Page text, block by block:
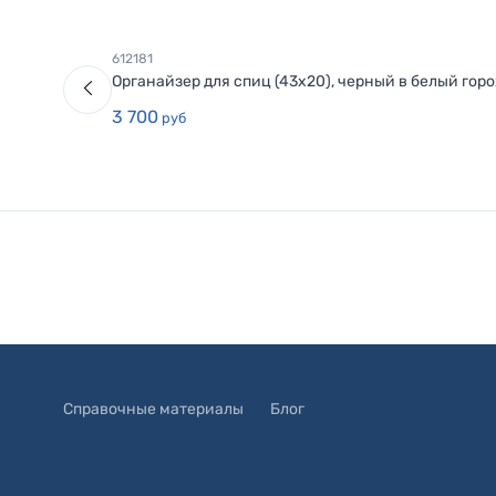
612181
Органайзер для спиц (43х20), черный в белый
3 700 руб
Справочные материалы Блог